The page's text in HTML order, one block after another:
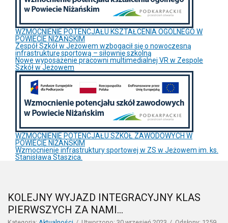
WZMOCNIENIE POTENCJAŁU KSZTAŁCENIA OGÓLNEGO W
POWIECIE NIŻAŃSKIM
Zespół Szkół w Jeżowem wzbogacił się o nowoczesną
infrastrukturę sportową – siłownię szkolną
Nowe wyposażenie pracowni multimedialnej VR w Zespole
Szkół w Jeżowem
WZMOCNIENIE POTENCJAŁU SZKÓŁ ZAWODOWYCH W
POWIECIE NIŻAŃSKIM
Wzmocnienie infrastruktury sportowej w ZS w Jeżowem im. ks.
Stanisława Staszica.
KOLEJNY WYJAZD INTEGRACYJNY KLAS
PIERWSZYCH ZA NAMI…